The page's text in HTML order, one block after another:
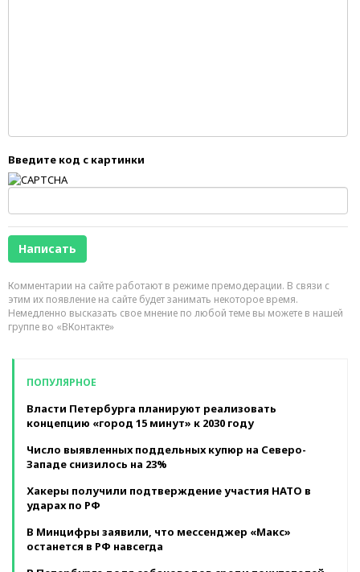
Введите код с картинки
Комментарии на сайте работают в режиме премодерации. В связи с
этим их появление на сайте будет занимать некоторое время.
Немедленно высказать свое мнение по любой теме вы можете в нашей
группе во «ВКонтакте»
ПОПУЛЯРНОЕ
Власти Петербурга планируют реализовать
концепцию «город 15 минут» к 2030 году
Число выявленных поддельных купюр на Северо-
Западе снизилось на 23%
Хакеры получили подтверждение участия НАТО в
ударах по РФ
В Минцифры заявили, что мессенджер «Макс»
останется в РФ навсегда